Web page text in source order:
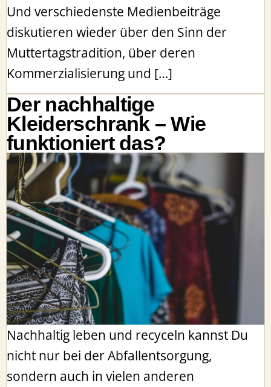
Und verschiedenste Medienbeiträge
diskutieren wieder über den Sinn der
Muttertagstradition, über deren
Kommerzialisierung und […]
Der nachhaltige
Kleiderschrank – Wie
funktioniert das?
Nachhaltig leben und recyceln kannst Du
nicht nur bei der Abfallentsorgung,
sondern auch in vielen anderen